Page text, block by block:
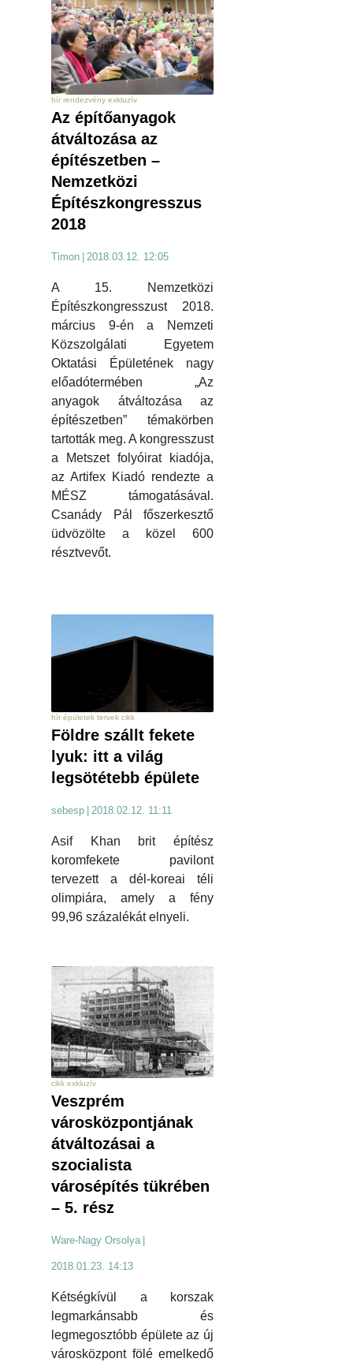
hír rendezvény exkluzív
Az építőanyagok
átváltozása az
építészetben –
Nemzetközi
Építészkongresszus
2018
Timon 2018.03.12. 12:05
A 15. Nemzetközi
Építészkongresszust 2018.
március 9-én a Nemzeti
Közszolgálati Egyetem
Oktatási Épületének nagy
előadótermében „Az
anyagok átváltozása az
építészetben” témakörben
tartották meg. A kongresszust
a Metszet folyóirat kiadója,
az Artifex Kiadó rendezte a
MÉSZ támogatásával.
Csanády Pál főszerkesztő
üdvözölte a közel 600
résztvevőt.
hír épületek tervek cikk
Földre szállt fekete
lyuk: itt a világ
legsötétebb épülete
sebesp 2018.02.12. 11:11
Asif Khan brit építész
koromfekete pavilont
tervezett a dél-koreai téli
olimpiára, amely a fény
99,96 százalékát elnyeli.
cikk exkluzív
Veszprém
városközpontjának
átváltozásai a
szocialista
városépítés tükrében
– 5. rész
Ware-Nagy Orsolya |
2018.01.23. 14:13
Kétségkívül a korszak
legmarkánsabb és
legmegosztóbb épülete az új
városközpont fölé emelkedő